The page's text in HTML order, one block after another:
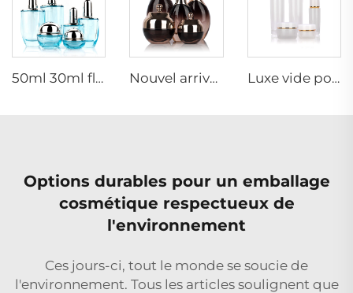
50ml 30ml flacon de verre bleu clair de luxe pour lotion visage cosmétique crème emballage avec pompe Nouvel arrivage, bouteille d'huile essentielle ovale en verre givré, emballage de sérum pour le visage en huile, bouteille pulvérisatrice, pot à crème, ensemble en verre Luxe vide pot de crème pour soins de la peau ensemble d'emballage 120ml 100ml 40ml bouteille pulvérisatrice cosmétique en verre
Options durables pour un emballage
cosmétique respectueux de
l'environnement
Ces jours-ci, tout le monde se soucie de
l'environnement. Tous les articles soulignent que